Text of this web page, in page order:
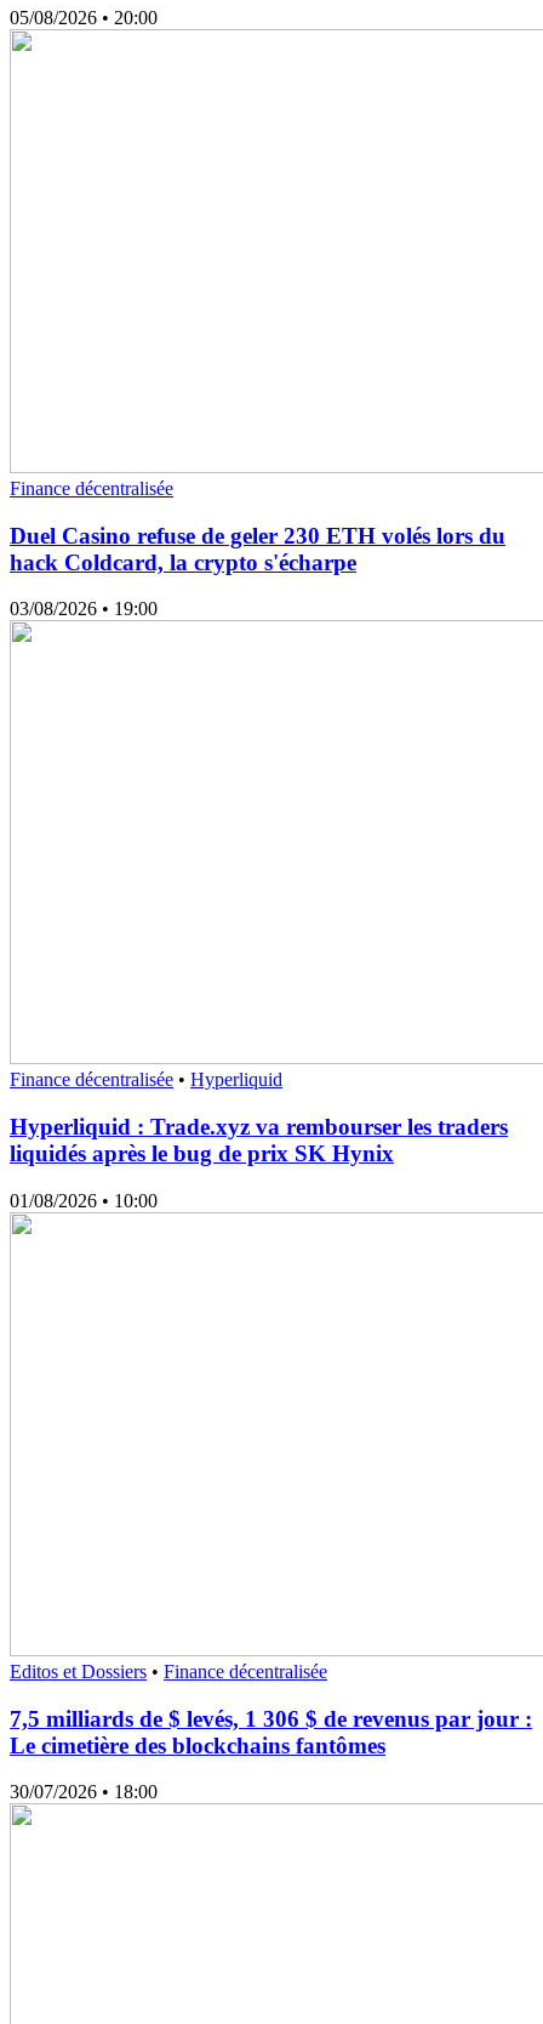
05/08/2026 • 20:00
Finance décentralisée
Duel Casino refuse de geler 230 ETH volés lors du
hack Coldcard, la crypto s'écharpe
03/08/2026 • 19:00
Finance décentralisée • Hyperliquid
Hyperliquid : Trade.xyz va rembourser les traders
liquidés après le bug de prix SK Hynix
01/08/2026 • 10:00
Editos et Dossiers • Finance décentralisée
7,5 milliards de $ levés, 1 306 $ de revenus par jour :
Le cimetière des blockchains fantômes
30/07/2026 • 18:00